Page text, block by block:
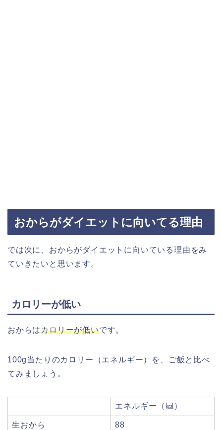
おからがダイエットに向いてる理由
では次に、おからがダイエットに向いている理由をみ
ていきたいと思います。
カロリーが低い
おからはカロリーが低いです。
100g当たりのカロリー（エネルギー）を、ご飯と比べ
てみましょう。
エネルギー（㎉）
生おから 88